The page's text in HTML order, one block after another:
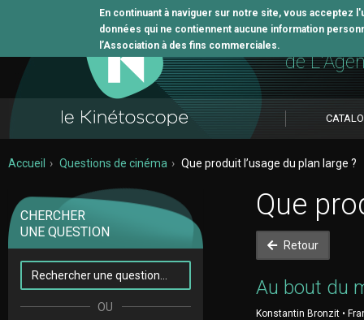
En continuant à naviguer sur notre site, vous
données qui ne contiennent aucune information
l’Association à des fins commerciales. L'outil
de
Accueil Questions de cinéma Que produit l’usage du plan large ?
CHERCHER
UNE QUESTION
Que
Retour
Au bout du
Konstantin Bronzit •